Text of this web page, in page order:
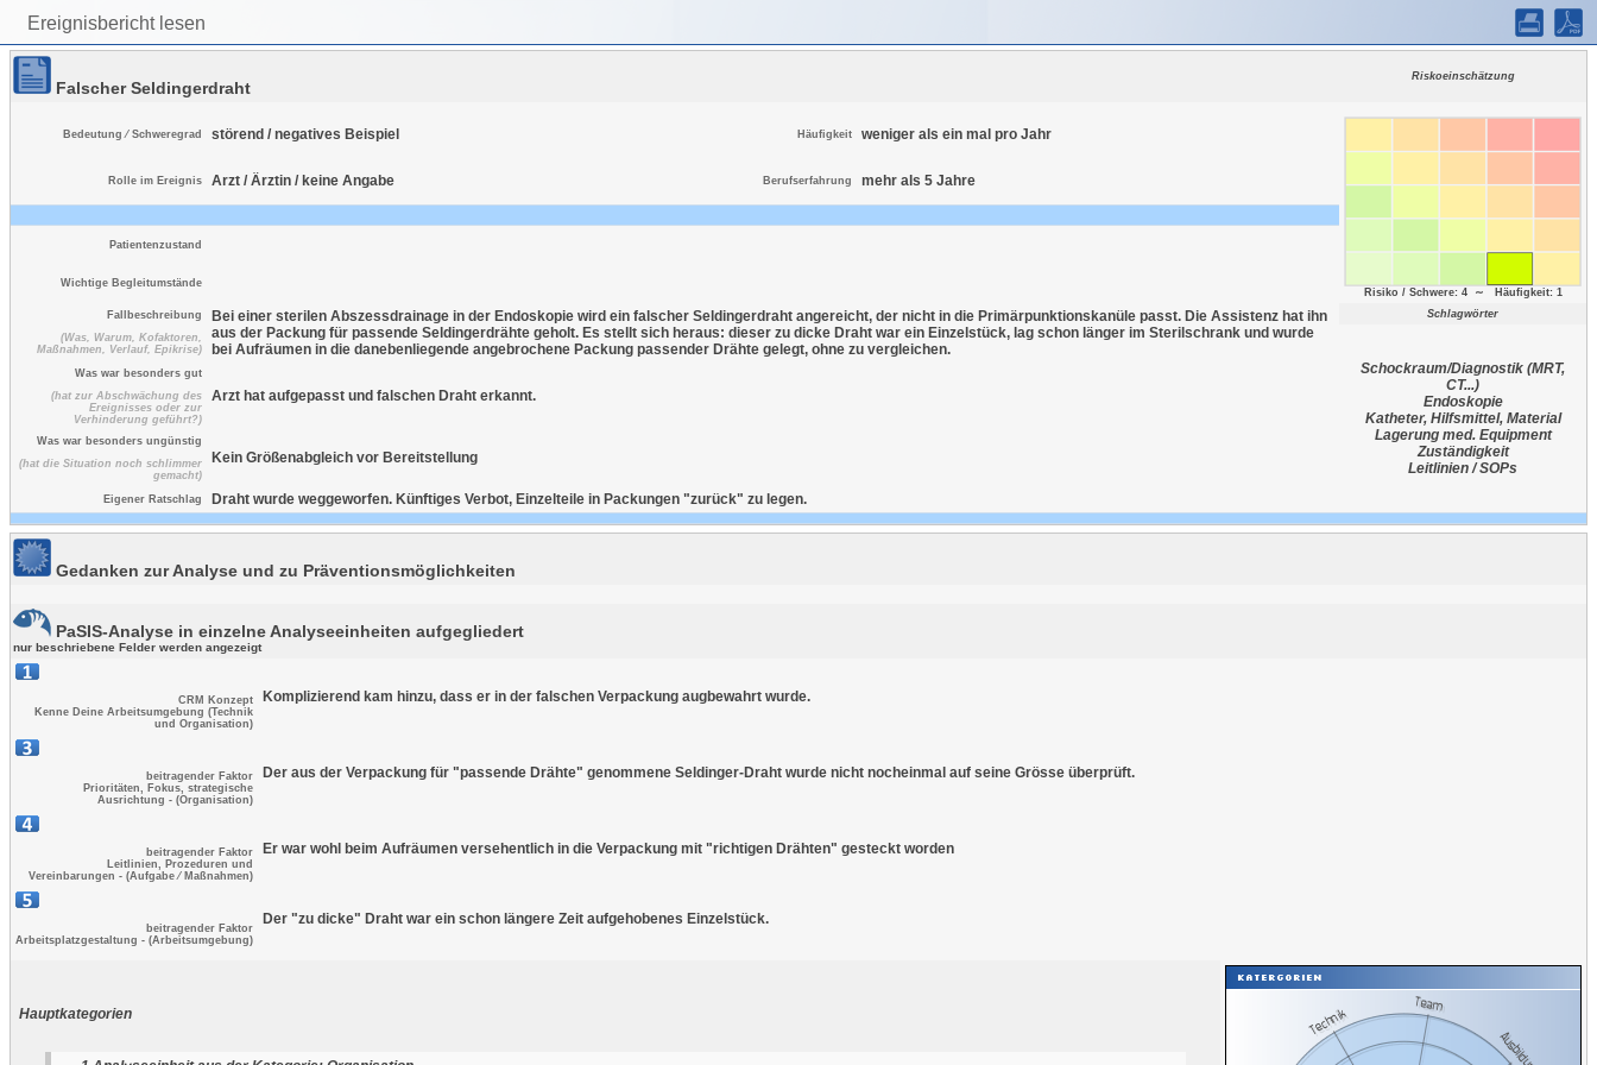
Ereignisbericht lesen
Falscher Seldingerdraht
Riskoeinschätzung
Bedeutung ⁄ Schweregrad störend / negatives Beispiel Häufigkeit weniger als ein mal pro Jahr
Risiko / Schwere: 4 ∼ Häufigkeit: 1
Rolle im Ereignis Arzt / Ärztin / keine Angabe Berufserfahrung mehr als 5 Jahre
Patientenzustand
Wichtige Begleitumstände
Fallbeschreibung
(Was, Warum, Kofaktoren,
Maßnahmen, Verlauf, Epikrise)
Bei einer sterilen Abszessdrainage in der Endoskopie wird ein falscher Seldingerdraht angereicht, der nicht in die Primärpunktionskanüle passt. Die Assistenz hat ihn
aus der Packung für passende Seldingerdrähte geholt. Es stellt sich heraus: dieser zu dicke Draht war ein Einzelstück, lag schon länger im Sterilschrank und wurde
bei Aufräumen in die danebenliegende angebrochene Packung passender Drähte gelegt, ohne zu vergleichen.
Schlagwörter
Schockraum/Diagnostik (MRT,
CT...)
Endoskopie
Katheter, Hilfsmittel, Material
Lagerung med. Equipment
Zuständigkeit
Leitlinien / SOPs
Was war besonders gut
(hat zur Abschwächung des
Ereignisses oder zur
Verhinderung geführt?)
Arzt hat aufgepasst und falschen Draht erkannt.
Was war besonders ungünstig
(hat die Situation noch schlimmer
gemacht)
Kein Größenabgleich vor Bereitstellung
Eigener Ratschlag Draht wurde weggeworfen. Künftiges Verbot, Einzelteile in Packungen "zurück" zu legen.
Gedanken zur Analyse und zu Präventionsmöglichkeiten
PaSIS-Analyse in einzelne Analyseeinheiten aufgegliedert
nur beschriebene Felder werden angezeigt
CRM Konzept
Kenne Deine Arbeitsumgebung (Technik
und Organisation)
Komplizierend kam hinzu, dass er in der falschen Verpackung augbewahrt wurde.
beitragender Faktor
Prioritäten, Fokus, strategische
Ausrichtung - (Organisation)
Der aus der Verpackung für "passende Drähte" genommene Seldinger-Draht wurde nicht nocheinmal auf seine Grösse überprüft.
beitragender Faktor
Leitlinien, Prozeduren und
Vereinbarungen - (Aufgabe ⁄ Maßnahmen)
Er war wohl beim Aufräumen versehentlich in die Verpackung mit "richtigen Drähten" gesteckt worden
beitragender Faktor
Arbeitsplatzgestaltung - (Arbeitsumgebung)
Der "zu dicke" Draht war ein schon längere Zeit aufgehobenes Einzelstück.
Hauptkategorien